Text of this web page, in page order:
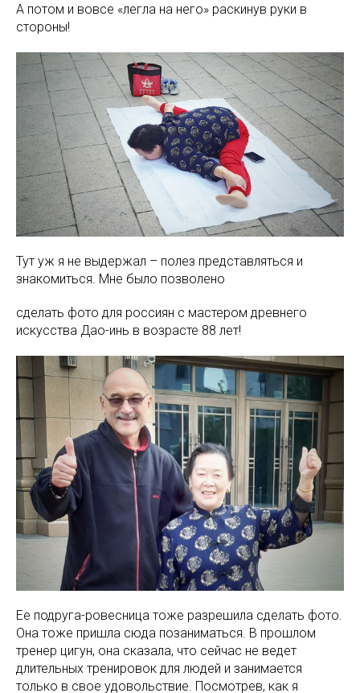
А потом и вовсе «легла на него» раскинув руки в
стороны!
Тут уж я не выдержал – полез представляться и
знакомиться. Мне было позволено
сделать фото для россиян с мастером древнего
искусства Дао-инь в возрасте 88 лет!
Ее подруга-ровесница тоже разрешила сделать фото.
Она тоже пришла сюда позаниматься. В прошлом
тренер цигун, она сказала, что сейчас не ведет
длительных тренировок для людей и занимается
только в свое удовольствие. Посмотрев, как я